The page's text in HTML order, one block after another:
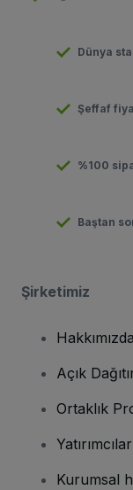
Dünya
Şeffaf
%100
Baştan
Şirketimiz
Hakkımızda
Açık
Ortaklık
Yatırımcılar
Kurumsal